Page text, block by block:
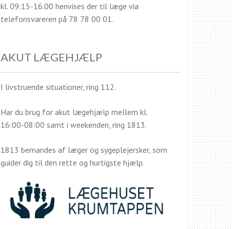
kl. 09:15-16.00 henvises der til læge via
telefonsvareren på 78 78 00 01.
AKUT LÆGEHJÆLP
I livstruende situationer, ring 112.
Har du brug for akut lægehjælp mellem kl.
16:00-08:00 samt i weekenden, ring 1813.
1813 bemandes af læger og sygeplejersker, som
guider dig til den rette og hurtigste hjælp.